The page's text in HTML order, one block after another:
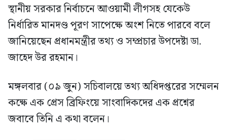
স্থানীয় সরকার নির্বাচনে আওয়ামী লীগসহ যেকেউ
নির্ধারিত মানদণ্ড পূরণ সাপেক্ষে অংশ নিতে পারবে বলে
জানিয়েছেন প্রধানমন্ত্রীর তথ্য ও সম্প্রচার উপদেষ্টা ডা.
জাহেদ উর রহমান।
মঙ্গলবার (০৯ জুন) সচিবালয়ে তথ্য অধিদপ্তরের সম্মেলন
কক্ষে এক প্রেস ব্রিফিংয়ে সাংবাদিকদের এক প্রশ্নের
জবাবে তিনি এ কথা বলেন।